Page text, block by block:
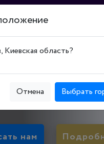
обл.,
н, ул. Владимира
нам
область?
Отмена Выбрать